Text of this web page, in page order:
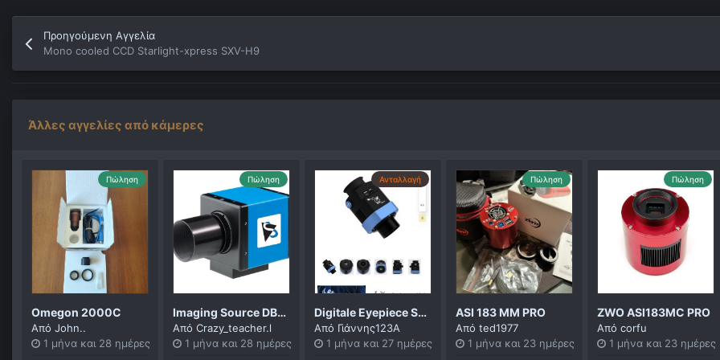
Προηγούμενη Αγγελία
Mono cooled CCD Starlight-xpress SXV-H9
Άλλες αγγελίες από κάμερες
Πώληση
Omegon 2000C
Από John..
1 μήνα και 28 ημέρες
Πώληση
Imaging Source DBK 31AU03.AS USB-Colour
Από Crazy_teacher.l
1 μήνα και 28 ημέρες
Ανταλλαγή
Digitale Eyepiece SmartEye pegasus
Από Γιάννης123A
1 μήνα και 27 ημέρες
Πώληση
ASI 183 MM PRO
Από ted1977
1 μήνα και 23 ημέρες
Πώληση
ZWO ASI183MC PRO
Από corfu
1 μήνα και 23 ημέρες